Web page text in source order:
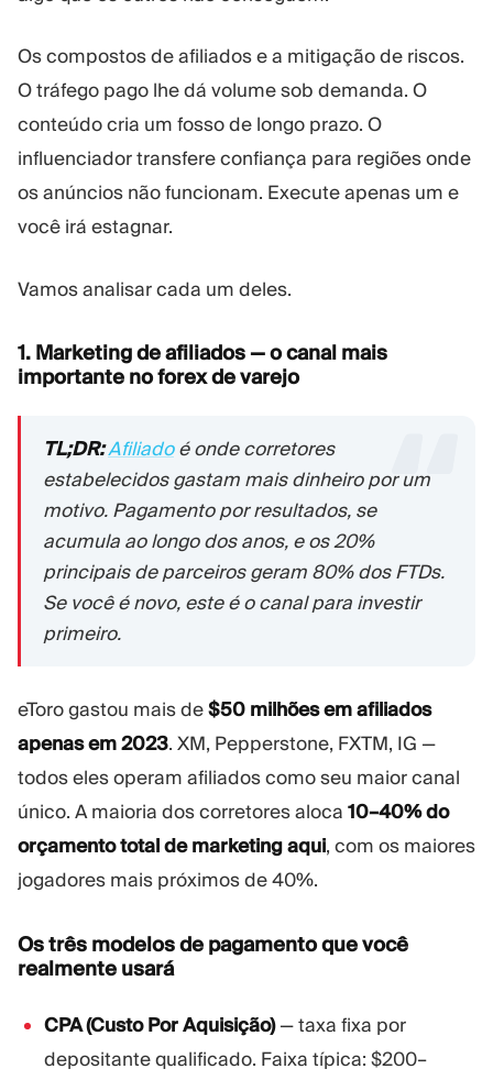
Os compostos de afiliados e a mitigação de riscos.
O tráfego pago lhe dá volume sob demanda. O
conteúdo cria um fosso de longo prazo. O
influenciador transfere confiança para regiões onde
os anúncios não funcionam. Execute apenas um e
você irá estagnar.
Vamos analisar cada um deles.
1. Marketing de afiliados — o canal mais
importante no forex de varejo
TL;DR:Afiliadoé onde corretores
estabelecidos gastam mais dinheiro por um
motivo. Pagamento por resultados, se
acumula ao longo dos anos, e os 20%
principais de parceiros geram 80% dos FTDs.
Se você é novo, este é o canal para investir
primeiro.
eToro gastou mais de$50 milhões em afiliados
apenas em 2023. XM, Pepperstone, FXTM, IG —
todos eles operam afiliados como seu maior canal
único. A maioria dos corretores aloca 10–40% do
orçamento total de marketing aqui, com os maiores
jogadores mais próximos de 40%.
Os três modelos de pagamento que você
realmente usará
CPA (Custo Por Aquisição)— taxa fixa por
depositante qualificado. Faixa típica: $200–